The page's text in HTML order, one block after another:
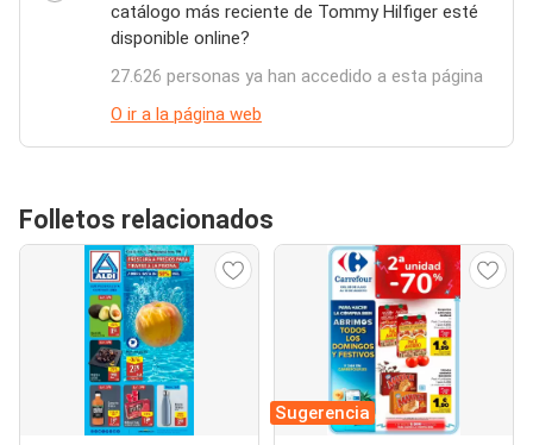
catálogo más reciente de Tommy Hilfiger esté
disponible online?
27.626 personas ya han accedido a esta página
O ir a la página web
Folletos relacionados
Sugerencia